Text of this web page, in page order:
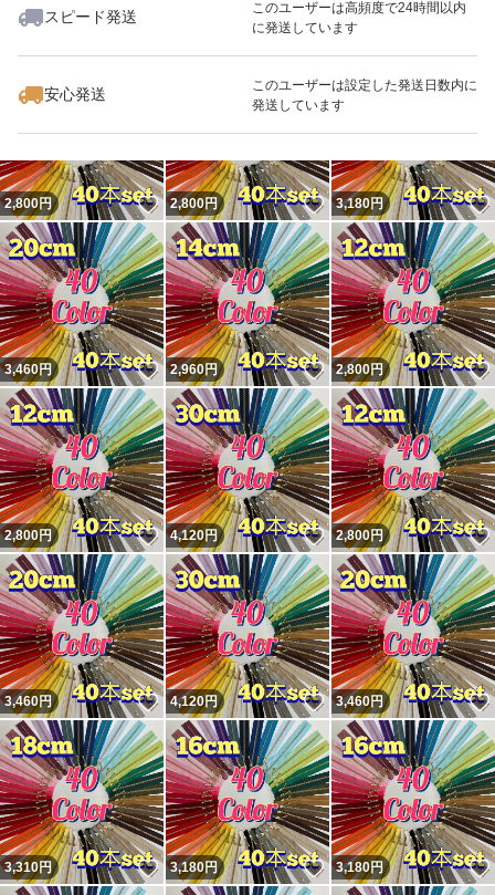
写真4
ラベンダー(068)
パープル(218)
カーキ(566)
カフェオレ(508)
ブラウン(568)
サンドベージュ(572)
ベージュ(573)
ライトグレー(576)
グレー(577)
ブラック(580)
写真5
ビターブラウン(570)
クレイブラウン(563)
スモークグレー(860)
フォグブルー(104)
ロイヤルパープル(285)
フレンチローズ(070)
グリーンアップル(874)
アクアブルー(544)
イエロー(131)
マゼンタ(817)
写真の色味は環境等で実際の色と異なる場合があります。
スピード発送
このユーザーは高頻度で24時間以内
に発送しています
安心発送
このユーザーは設定した発送日数内に
発送しています
いいね！
3,310
2,800円 いいね！
2,800円 いいね！
3,180円
3,460円 いいね！
2,960円 いいね！
2,800円
2,800円 いいね！
4,120円 いいね！
2,800円
3,460円 いいね！
4,120円 いいね！
3,460円
3,310円 いいね！
3,180円 いいね！
3,180円